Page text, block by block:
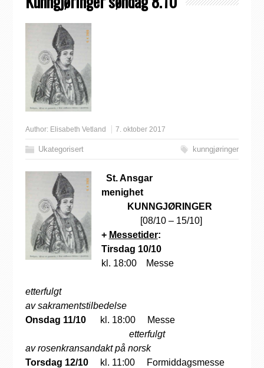
Author: Elisabeth Vetland 7. oktober 2017
Ukategorisert kunngjøringer
St. Ansgar
menighet
KUNNGJØRINGER
[08/10 – 15/10]
+ Messetider:
Tirsdag 10/10
kl. 18:00 Messe
etterfulgt
avsakramentstilbedelse
Onsdag 11/10
kl. 18:00 Messe
etterfulgt
av rosenkransandakt på norsk
Torsdag 12/10
kl. 11:00 Formiddagsmesse